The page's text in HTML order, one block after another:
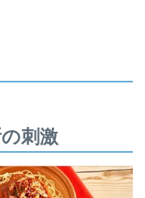
刺激